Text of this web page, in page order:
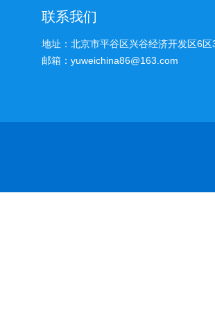
联系我们
地址：北京市平谷区兴谷经济开发区6
邮箱：yuweichina86@163.com